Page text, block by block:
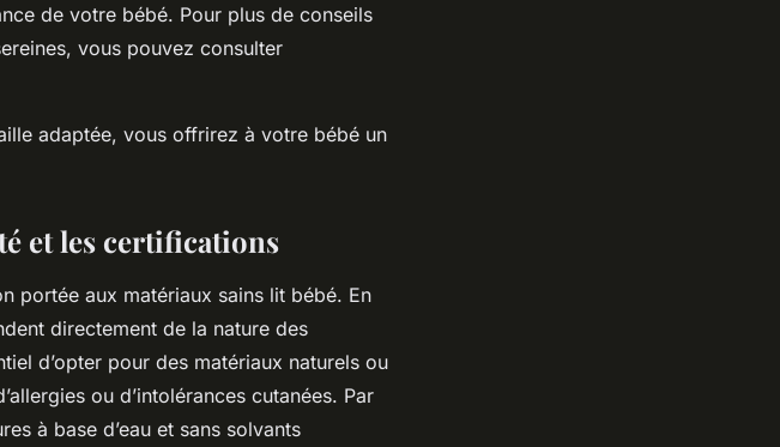
de votre bébé. Pour plus de conseils
vous pouvez consulter
adaptée, vous offrirez à votre bébé un
et les certifications
portée aux matériaux sains lit bébé. En
directement de la nature des
d’opter pour des matériaux naturels ou
ou d’intolérances cutanées. Par
à base d’eau et sans solvants